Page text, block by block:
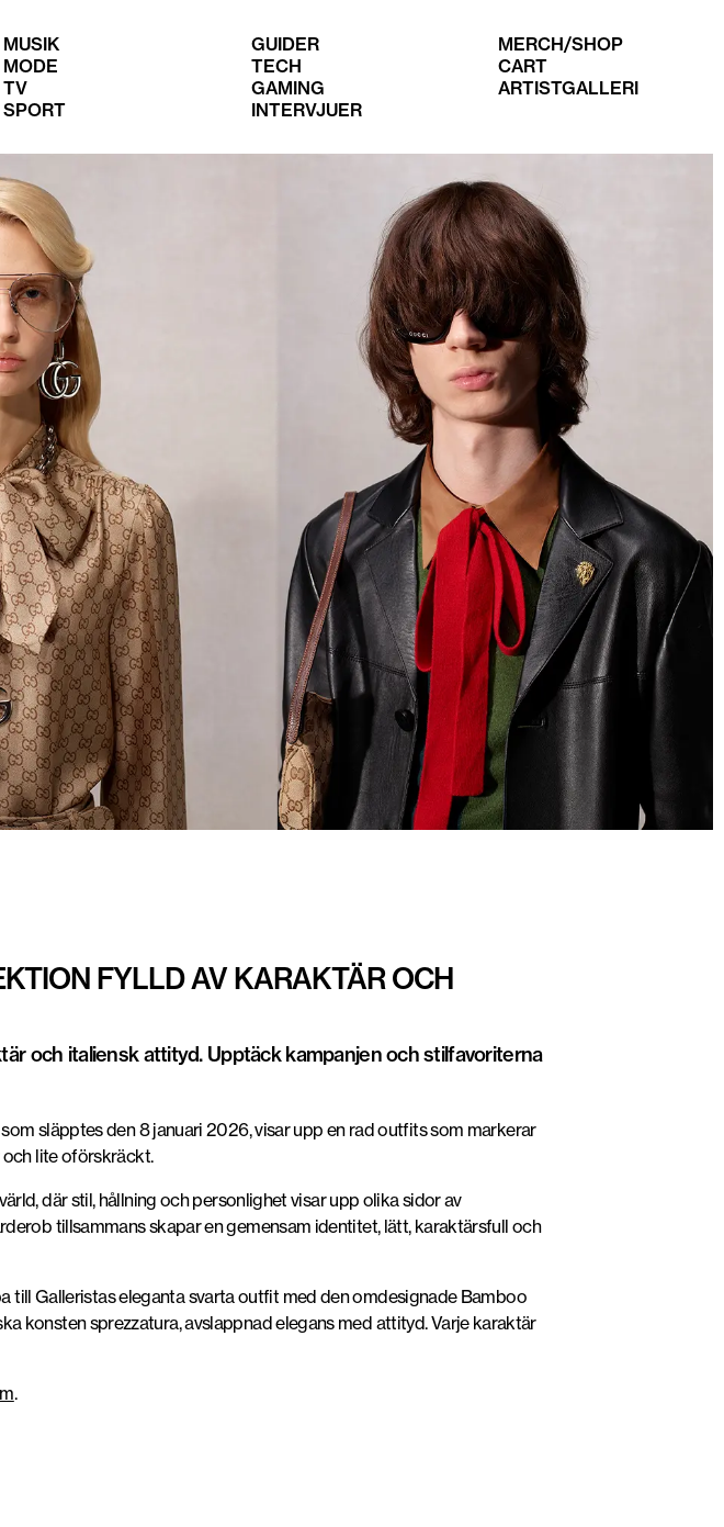
MUSIK
MODE
TV
SPORT
GUIDER
TECH
GAMING
INTERVJUER
MERCH/SHOP
CART
ARTISTGALLERI
FYLLD AV KARAKTÄR OCH
och italiensk attityd. Upptäck kampanjen och stilfavoriterna
som släpptes den 8 januari 2026, visar upp en rad outfits som markerar
och lite oförskräckt.
där stil, hållning och personlighet visar upp olika sidor av
tillsammans skapar en gemensam identitet, lätt, karaktärsfull och
till Galleristas eleganta svarta outfit med den omdesignade Bamboo
konsten sprezzatura, avslappnad elegans med attityd. Varje karaktär
.